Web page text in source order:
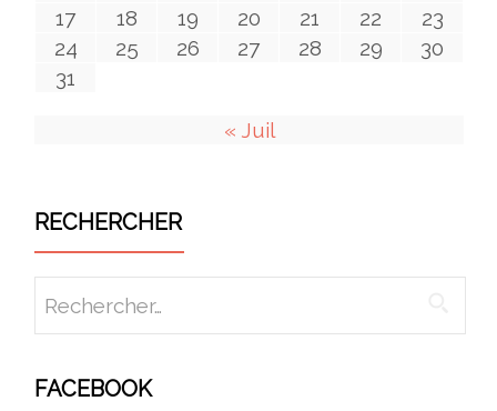
17
18 19 20 21 22
23
24
25 26 27 28 29
30
31
« Juil
RECHERCHER
FACEBOOK